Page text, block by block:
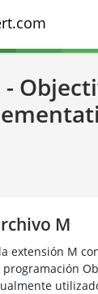
-
M
extensión M